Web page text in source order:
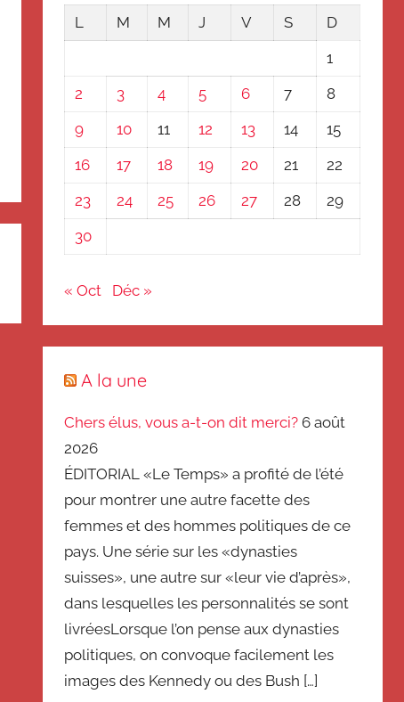
L
M M J V S
D
1
2
3 4 5 6 7
8
9
10 11 12 13 14
15
16
17 18 19 20 21
22
23
24 25 26 27 28
29
30
« Oct Déc »
A la une
Chers élus, vous a-t-on dit merci? 6 août
2026
ÉDITORIAL «Le Temps» a profité de l’été
pour montrer une autre facette des
femmes et des hommes politiques de ce
pays. Une série sur les «dynasties
suisses», une autre sur «leur vie d’après»,
dans lesquelles les personnalités se sont
livréesLorsque l’on pense aux dynasties
politiques, on convoque facilement les
images des Kennedy ou des Bush […]